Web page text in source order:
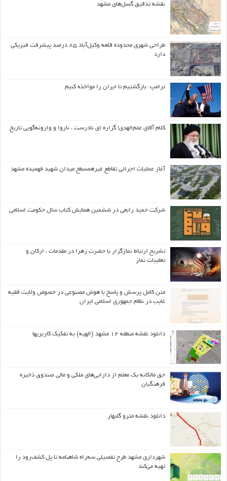
نقشه تدقیق گسل‌های مشهد
طراحی شهری محدوده قلعه وکیل‌آباد ۸۵ درصد پیشرفت فیزیکی
دارد
ترامپ: بازگشتیم تا ایران را مواخذه کنیم
کلام آقای علم‌الهدی! گزاره ای نادرست ، ناروا و وارونه‌گویی تاریخ
آغاز عملیات اجرائی تقاطع غیرهمسطح میدان شهید فهمیده مشهد
شرکت حمید رابعی در ششمین همایش کتاب سال حکومت اسلامی
تشریح ارتباط نمازگزار با حضرت زهرا در مقدمات ، ارکان و
تعقیبات نماز
متن کامل پرسش و پاسخ با هوش مصنوعی در خصوص ولایت فقیه
غایب در نظام جمهوری اسلامی ایران
دانلود نقشه منطقه ۱۲ مشهد (الهیه) به تفکیک کاربریها
حق مالکانه یک معلم از دارایی‌های ملکی و مالی صندوق ذخیره
فرهنگیان
دانلود نقشه مترو گلبهار
شهرداری مشهد طرح تفصیلی سه‌راه شاهنامه تا پل کشف‌رود را
تهیه می‌کند